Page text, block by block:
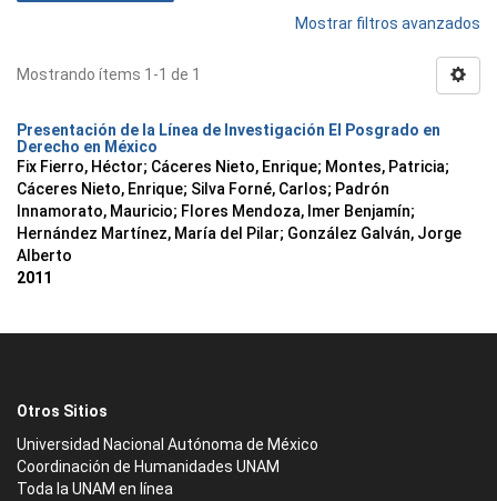
Mostrar filtros avanzados
Mostrando ítems 1-1 de 1
Presentación de la Línea de Investigación El Posgrado en
Derecho en México
Fix Fierro, Héctor; Cáceres Nieto, Enrique; Montes, Patricia;
Cáceres Nieto, Enrique; Silva Forné, Carlos; Padrón
Innamorato, Mauricio; Flores Mendoza, Imer Benjamín;
Hernández Martínez, María del Pilar; González Galván, Jorge
Alberto
2011
Otros Sitios
Universidad Nacional Autónoma de México
Coordinación de Humanidades UNAM
Toda la UNAM en línea